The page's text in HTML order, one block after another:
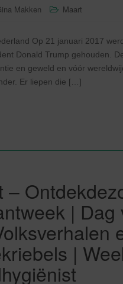
Makken Maart
Op 21 januari 2017
Donald Trump gehouden.
en geweld en vóór
Er liepen die […]
–
|
|